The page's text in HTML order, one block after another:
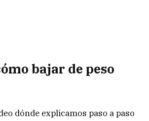
bajar de peso
dónde explicamos paso a paso